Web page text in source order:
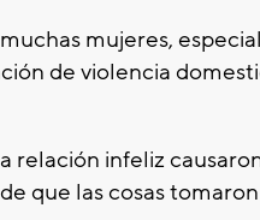
mujeres,
de violencia
relación infeliz
que las cosas